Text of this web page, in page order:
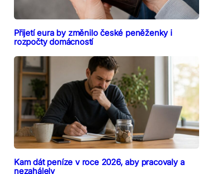
Přijetí eura by změnilo české peněženky i
rozpočty domácností
Kam dát peníze v roce 2026, aby pracovaly a
nezahálely